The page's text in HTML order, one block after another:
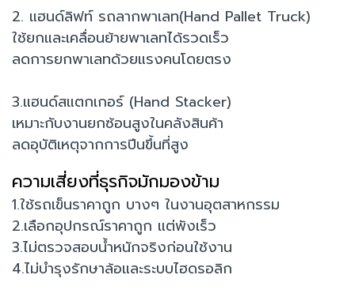
2. แฮนด์ลิฟท์ รถลากพาเลท(Hand Pallet Truck)
ใช้ยกและเคลื่อนย้ายพาเลทได้รวดเร็ว
ลดการยกพาเลทด้วยแรงคนโดยตรง
3.แฮนด์สแตกเกอร์ (Hand Stacker)
เหมาะกับงานยกซ้อนสูงในคลังสินค้า
ลดอุบัติเหตุจากการปีนขึ้นที่สูง
ความเสี่ยงที่ธุรกิจมักมองข้าม
1.ใช้รถเข็นราคาถูก บางๆ ในงานอุตสาหกรรม
2.เลือกอุปกรณ์ราคาถูก แต่พังเร็ว
3.ไม่ตรวจสอบน้ำหนักจริงก่อนใช้งาน
4.ไม่บำรุงรักษาล้อและระบบไฮดรอลิก